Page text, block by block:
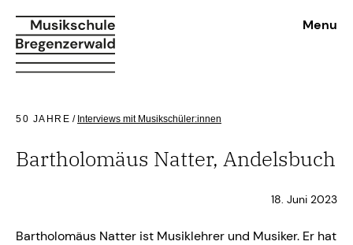
Menu
50 JAHRE / Interviews mit Musikschüler:innen
Bartholomäus Natter, Andelsbuch
18. Juni 2023
Bartholomäus Natter ist Musiklehrer und Musiker. Er hat